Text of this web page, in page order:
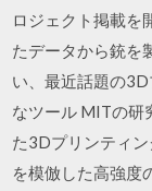
ロジェクト掲載を
たデータから銃を
い、最近話題の
なツール MITの研
た3Dプリンティ
を模倣した高強度